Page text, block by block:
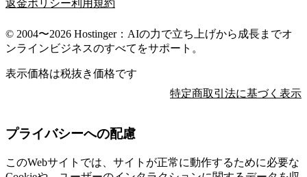
返金ポリシー利用規約
© 2004〜2026 Hostinger：AIの力で立ち上げから成長までオ
ンラインビジネスのすべてをサポート。
表示価格は税抜き価格です
特定商取引法に基づく表示
プライバシーへの配慮
このWebサイトでは、サイトが正常に動作するために必要な